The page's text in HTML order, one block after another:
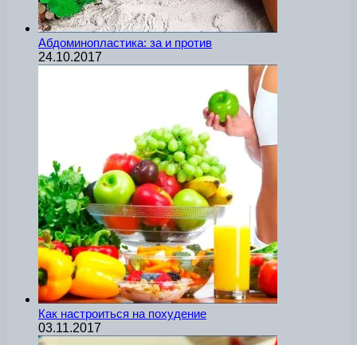
Абдоминопластика: за и против
24.10.2017
Как настроиться на похудение
03.11.2017